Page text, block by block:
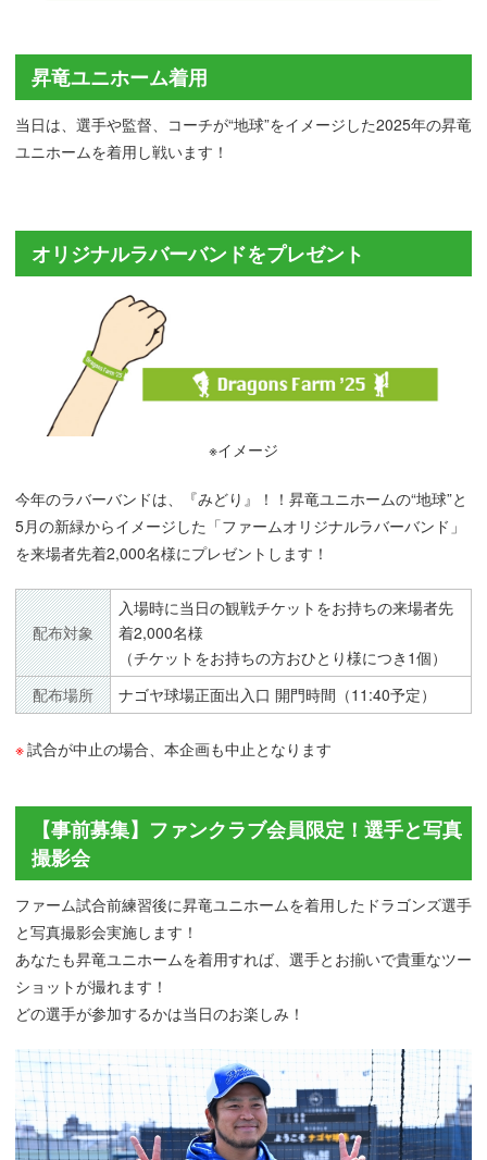
昇竜ユニホーム着用
当日は、選手や監督、コーチが“地球”をイメージした2025年の昇竜
ユニホームを着用し戦います！
オリジナルラバーバンドをプレゼント
※イメージ
今年のラバーバンドは、『みどり』！！昇竜ユニホームの“地球”と
5月の新緑からイメージした「ファームオリジナルラバーバンド」
を来場者先着2,000名様にプレゼントします！
配布対象
入場時に当日の観戦チケットをお持ちの来場者先
着2,000名様
（チケットをお持ちの方おひとり様につき1個）
配布場所
ナゴヤ球場正面出入口 開門時間（11:40予定）
試合が中止の場合、本企画も中止となります
【事前募集】ファンクラブ会員限定！選手と写真
撮影会
ファーム試合前練習後に昇竜ユニホームを着用したドラゴンズ選手
と写真撮影会実施します！
あなたも昇竜ユニホームを着用すれば、選手とお揃いで貴重なツー
ショットが撮れます！
どの選手が参加するかは当日のお楽しみ！